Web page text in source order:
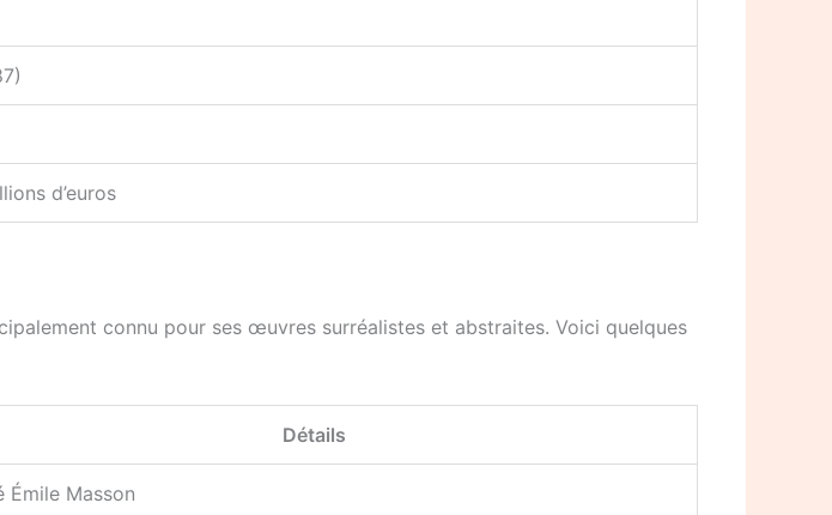
d’euros
connu pour ses œuvres surréalistes et abstraites. Voici quelques
Détails
Émile Masson